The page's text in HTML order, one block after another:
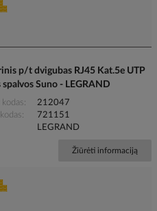
p/t dvigubas RJ45 Kat.5e UTP
Suno - LEGRAND
212047
721151
LEGRAND
Žiūrėti informaciją